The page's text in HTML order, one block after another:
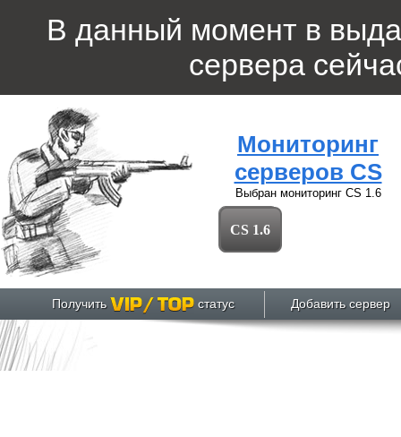
В данный момент в
сервера
Мониторинг
серверов CS
Выбран мониторинг CS 1.6
CS 1.6
Получить статус Добавить сервер